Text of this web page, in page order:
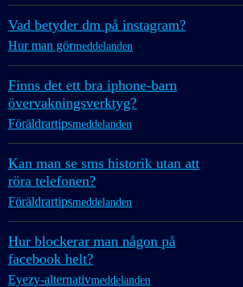
Vad betyder dm på instagram?
Hur man görmeddelanden
Finns det ett bra iphone-barn
övervakningsverktyg?
Föräldrartipsmeddelanden
Kan man se sms historik utan att
röra telefonen?
Föräldrartipsmeddelanden
Hur blockerar man någon på
facebook helt?
Eyezy-alternativmeddelanden